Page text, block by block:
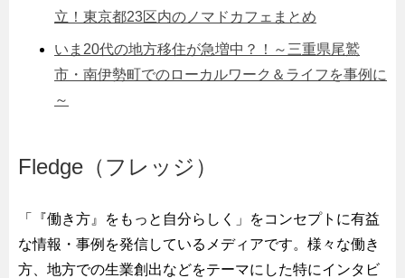
立！東京都23区内のノマドカフェまとめ
いま20代の地方移住が急増中？！～三重県尾鷲
市・南伊勢町でのローカルワーク＆ライフを事例に
～
Fledge（フレッジ）
「『働き方』をもっと自分らしく」をコンセプトに有益
な情報・事例を発信しているメディアです。様々な働き
方、地方での生業創出などをテーマにした特にインタビ